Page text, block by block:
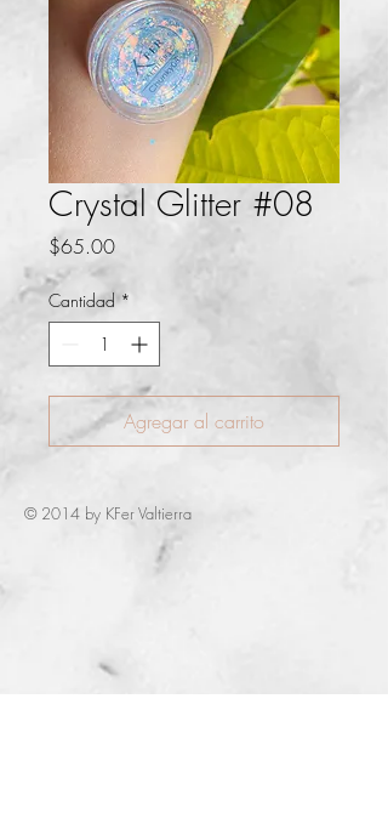
Crystal Glitter #08
$65.00Precio
Cantidad *
Agregar al carrito
© 2014 by KFer Valtierra